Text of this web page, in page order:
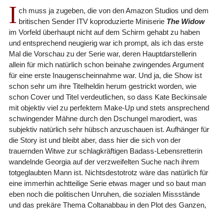
I ch muss ja zugeben, die von den Amazon Studios und dem
britischen Sender ITV koproduzierte Miniserie The Widow
im Vorfeld überhaupt nicht auf dem Schirm gehabt zu haben
und entsprechend neugierig war ich prompt, als ich das erste
Mal die Vorschau zu der Serie war, deren Hauptdarstellerin
allein für mich natürlich schon beinahe zwingendes Argument
für eine erste Inaugenscheinnahme war. Und ja, die Show ist
schon sehr um ihre Titelheldin herum gestrickt worden, wie
schon Cover und Titel verdeutlichen, so dass Kate Beckinsale
mit objektiv viel zu perfektem Make-Up und stets ansprechend
schwingender Mähne durch den Dschungel marodiert, was
subjektiv natürlich sehr hübsch anzuschauen ist. Aufhänger für
die Story ist und bleibt aber, dass hier die sich von der
trauernden Witwe zur schlagkräftigen Badass-Lebensretterin
wandelnde Georgia auf der verzweifelten Suche nach ihrem
totgeglaubten Mann ist. Nichtsdestotrotz wäre das natürlich für
eine immerhin achtteilige Serie etwas mager und so baut man
eben noch die politischen Unruhen, die sozialen Missstände
und das prekäre Thema Coltanabbau in den Plot des Ganzen,